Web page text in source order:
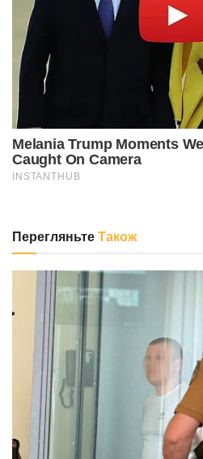
ПерегляньтеТакож